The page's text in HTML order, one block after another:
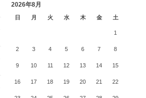
2026年8月
日 月 火 水 木 金 土
1
2 3 4 5 6 7 8
9 10 11 12 13 14 15
16 17 18 19 20 21 22